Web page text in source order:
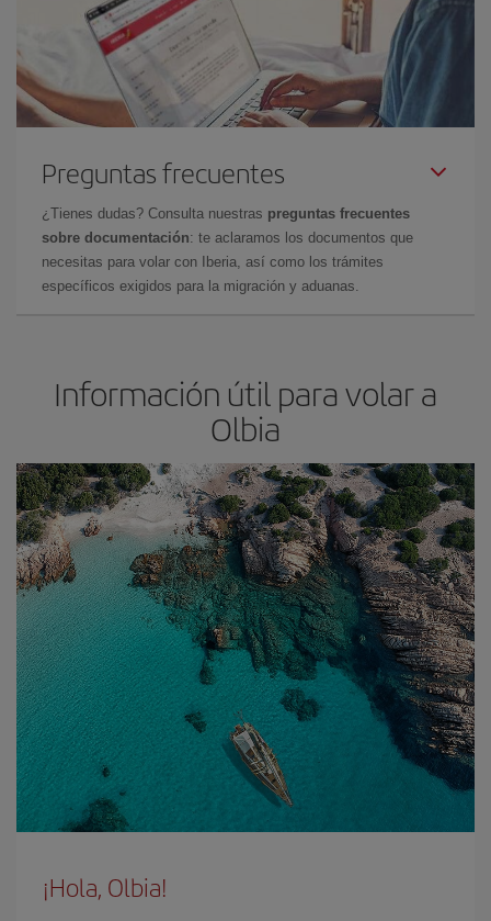
Preguntas frecuentes
¿Tienes dudas? Consulta nuestras preguntas frecuentes
sobre documentación: te aclaramos los documentos que
necesitas para volar con Iberia, así como los trámites
específicos exigidos para la migración y aduanas.
Información útil para volar a
Olbia
¡Hola, Olbia!